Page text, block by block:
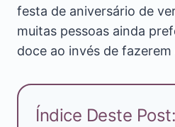
festa de aniversário de
muitas pessoas ainda
doce ao invés de fazerem
Índice Deste Post: